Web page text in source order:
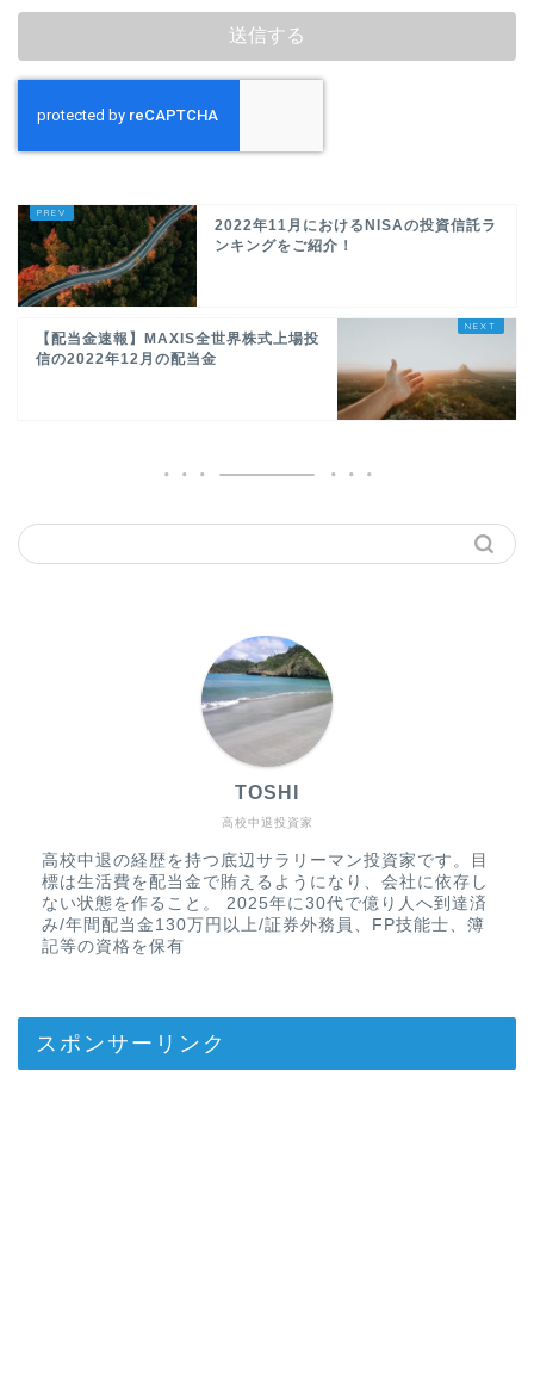
2022年11月におけるNISAの投資信託ラ
ンキングをご紹介！
【配当金速報】MAXIS全世界株式上場投
信の2022年12月の配当金
高校中退投資家
TOSHI
高校中退の経歴を持つ底辺サラリーマン投資家です。目
標は生活費を配当金で賄えるようになり、会社に依存し
ない状態を作ること。 2025年に30代で億り人へ到達済
み/年間配当金130万円以上/証券外務員、FP技能士、簿
記等の資格を保有
スポンサーリンク